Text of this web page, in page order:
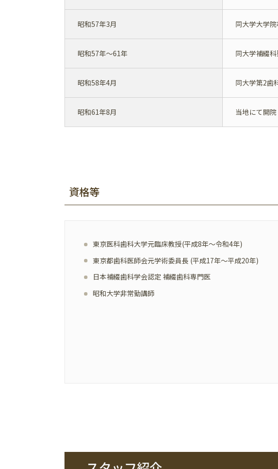
昭和57年3月 同大学大学院
昭和57年～61年 同大学補綴
昭和58年4月 同大学第2歯
昭和61年8月 当地にて開院
資格等
東京医科歯科大学元臨床教授(平成8年～令和4年)
東京都歯科医師会元学術委員長 (平成17年～平成20年)
日本補綴歯科学会認定 補綴歯科専門医
昭和大学非常勤講師